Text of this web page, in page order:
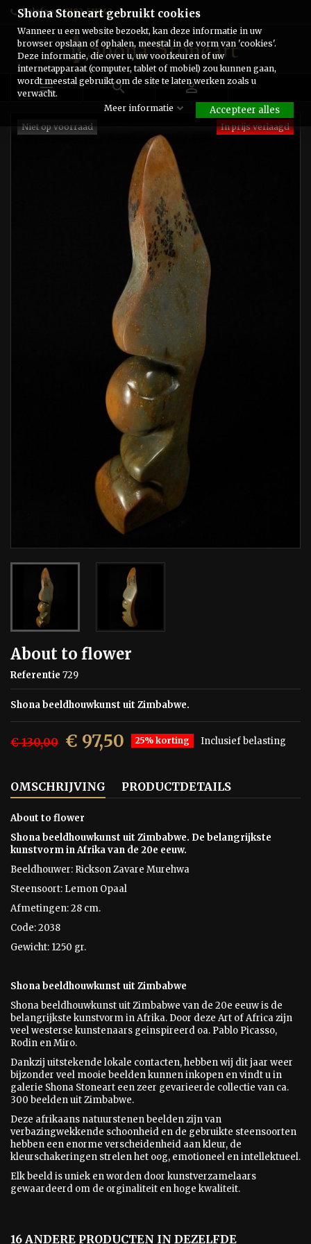
Telefoon: 0182-511243
  
In prijs verlaagd
Niet op voorraad
About to flower
Referentie 729
Shona beeldhouwkunst uit Zimbabwe.
€ 130,00 € 97,50 25% korting Inclusief belasting
OMSCHRIJVING PRODUCTDETAILS
About to flower
Shona beeldhouwkunst uit Zimbabwe. De belangrijkste
kunstvorm in Afrika van de 20e eeuw.
Beeldhouwer: Rickson Zavare Murehwa
Steensoort: Lemon Opaal
Afmetingen: 28 cm.
Code: 2038
Gewicht: 1250 gr.
Shona beeldhouwkunst uit Zimbabwe
Shona beeldhouwkunst uit Zimbabwe van de 20e eeuw is de
belangrijkste kunstvorm in Afrika. Door deze Art of Africa zijn
veel westerse kunstenaars geinspireerd oa. Pablo Picasso,
Rodin en Miro.
Dankzij uitstekende lokale contacten, hebben wij dit jaar weer
bijzonder veel mooie beelden kunnen inkopen en vindt u in
galerie Shona Stoneart een zeer gevarieerde collectie van ca.
300 beelden uit Zimbabwe.
Deze afrikaans natuurstenen beelden zijn van
verbazingwekkende schoonheid en de gebruikte steensoorten
hebben een enorme verscheidenheid aan kleur, de
kleurschakeringen strelen het oog, emotioneel en intellektueel.
Elk beeld is uniek en worden door kunstverzamelaars
gewaardeerd om de orginaliteit en hoge kwaliteit.
16 ANDERE PRODUCTEN IN DEZELFDE
Shona Stoneart gebruikt cookies
Wanneer u een website bezoekt, kan deze informatie in uw
browser opslaan of ophalen, meestal in de vorm van 'cookies'.
Deze informatie, die over u, uw voorkeuren of uw
internetapparaat (computer, tablet of mobiel) zou kunnen gaan,
wordt meestal gebruikt om de site te laten werken zoals u
verwacht.
Meer informatie
Accepteer alles